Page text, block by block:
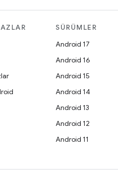
SÜRÜMLER
Android 17
Android 16
Android 15
Android 14
Android 13
Android 12
Android 11